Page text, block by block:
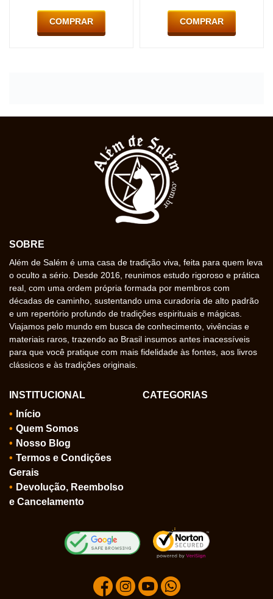
COMPRAR COMPRAR
SOBRE
Além de Salém é uma casa de tradição viva, feita para quem leva
o oculto a sério. Desde 2016, reunimos estudo rigoroso e prática
real, com uma ordem própria formada por membros com
décadas de caminho, sustentando uma curadoria de alto padrão
e um repertório profundo de tradições espirituais e mágicas.
Viajamos pelo mundo em busca de conhecimento, vivências e
materiais raros, trazendo ao Brasil insumos antes inacessíveis
para que você pratique com mais fidelidade às fontes, aos livros
clássicos e às tradições originais.
INSTITUCIONAL
Início
Quem Somos
Nosso Blog
Termos e Condições
Gerais
Devolução, Reembolso
e Cancelamento
CATEGORIAS